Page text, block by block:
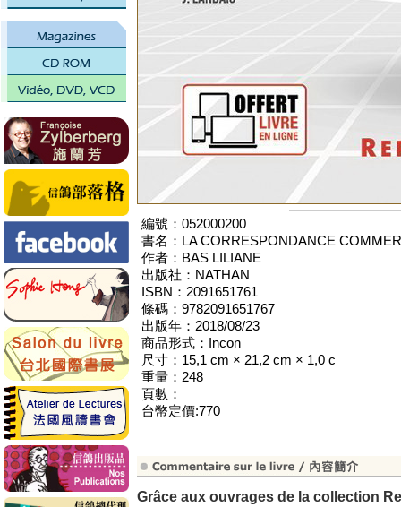
編號：052000200
書名：LA CORRESPONDANCE
作者：BAS LILIANE
出版社：NATHAN
ISBN：2091651761
條碼：9782091651767
出版年：2018/08/23
商品形式：Incon
尺寸：15,1 cm × 21,2 cm × 1,0 c
重量：248
頁數：
台幣定價:770
Grâce aux ouvrages de la collection